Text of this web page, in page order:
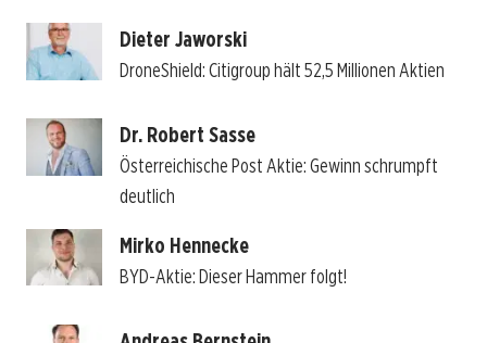
Dieter Jaworski
DroneShield: Citigroup hält 52,5 Millionen Aktien
Dr. Robert Sasse
Österreichische Post Aktie: Gewinn schrumpft
deutlich
Mirko Hennecke
BYD-Aktie: Dieser Hammer folgt!